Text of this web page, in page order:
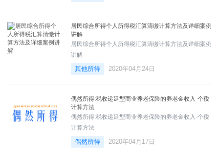
居民综合所得个人所得税汇算清缴计算方法及详细案例
讲解
居民综合所得个人所得税汇算清缴计算方法及详细案例
讲解
其他所得 2020年04月24日
偶然所得:税收递延型商业养老保险的养老金收入-个税
计算方法
偶然所得:税收递延型商业养老保险的养老金收入-个税
计算方法
偶然所得 2020年04月17日